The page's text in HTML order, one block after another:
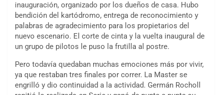
inauguración, organizado por los dueños de casa. Hubo
bendición del kartódromo, entrega de reconocimiento y
palabras de agradecimiento para los propietarios del
nuevo escenario. El corte de cinta y la vuelta inaugural de
un grupo de pilotos le puso la frutilla al postre.
Pero todavía quedaban muchas emociones más por vivir,
ya que restaban tres finales por correr. La Master se
engrilló y dio continuidad a la actividad. Germán Rocholl